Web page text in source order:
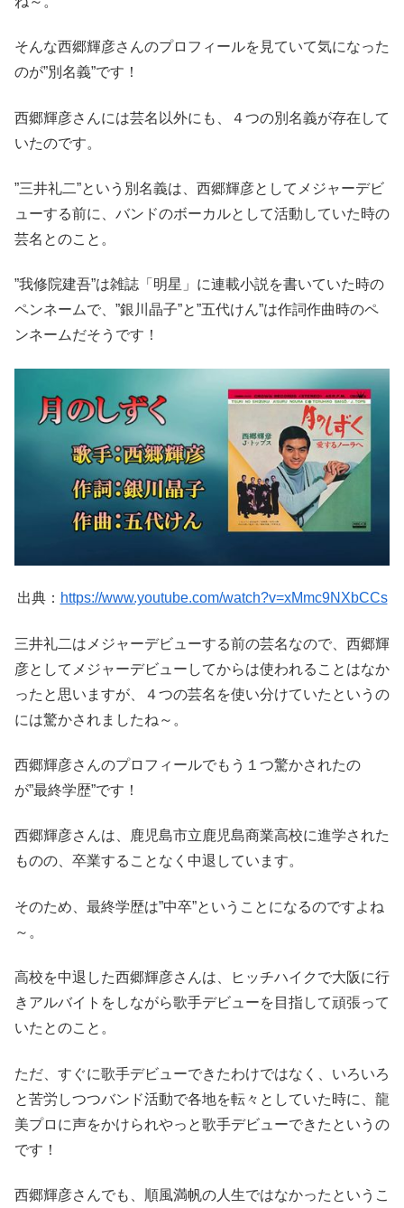
そんな西郷輝彦さんのプロフィールを見ていて気になった
のが”別名義”です！
西郷輝彦さんには芸名以外にも、４つの別名義が存在して
いたのです。
”三井礼二”という別名義は、西郷輝彦としてメジャーデビ
ューする前に、バンドのボーカルとして活動していた時の
芸名とのこと。
”我修院建吾”は雑誌「明星」に連載小説を書いていた時の
ペンネームで、”銀川晶子”と”五代けん”は作詞作曲時のペ
ンネームだそうです！
出典： https://www.youtube.com/watch?v=xMmc9NXbCCs
三井礼二はメジャーデビューする前の芸名なので、西郷輝
彦としてメジャーデビューしてからは使われることはなか
ったと思いますが、４つの芸名を使い分けていたというの
には驚かされましたね～。
西郷輝彦さんのプロフィールでもう１つ驚かされたの
が”最終学歴”です！
西郷輝彦さんは、鹿児島市立鹿児島商業高校に進学された
ものの、卒業することなく中退しています。
そのため、最終学歴は”中卒”ということになるのですよね
～。
高校を中退した西郷輝彦さんは、ヒッチハイクで大阪に行
きアルバイトをしながら歌手デビューを目指して頑張って
いたとのこと。
ただ、すぐに歌手デビューできたわけではなく、いろいろ
と苦労しつつバンド活動で各地を転々としていた時に、龍
美プロに声をかけられやっと歌手デビューできたというの
です！
西郷輝彦さんでも、順風満帆の人生ではなかったというこ